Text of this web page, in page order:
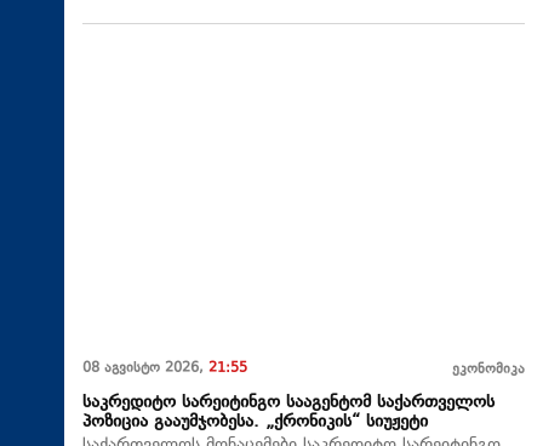
08 აგვისტო 2026, 21:55 ეკონომიკა
საკრედიტო სარეიტინგო სააგენტომ საქართველოს
პოზიცია გააუმჯობესა. „ქრონიკის“ სიუჟეტი